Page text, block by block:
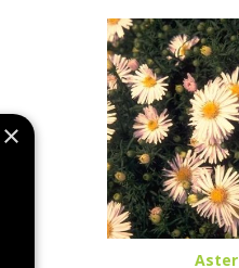
Aster
×